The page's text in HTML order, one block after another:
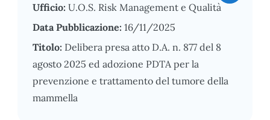
Ufficio: U.O.S. Risk Management e Qualità
Data Pubblicazione: 16/11/2025
Titolo: Delibera presa atto D.A. n. 877 del 8
agosto 2025 ed adozione PDTA per la
prevenzione e trattamento del tumore della
mammella